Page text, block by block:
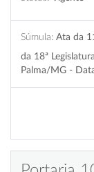
Súmula: Ata da
da 18ª
Palma/MG -